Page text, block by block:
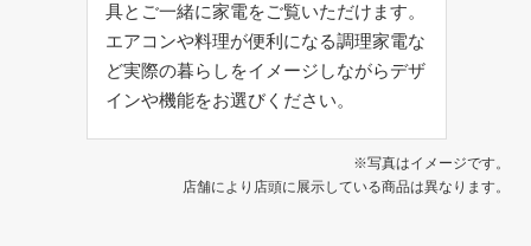
具とご一緒に家電をご覧いただけます。
エアコンや料理が便利になる調理家電な
ど実際の暮らしをイメージしながらデザ
インや機能をお選びください。
※写真はイメージです。
店舗により店頭に展示している商品は異なります。